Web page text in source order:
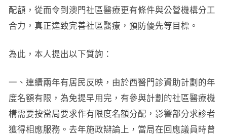
配額，從而令到澳門社區醫療更有條件與公營機構分工
合力，真正達致完善社區醫療，預防優先等目標。
為此，本人提出以下質詢：
一、連續兩年有居民反映，由於西醫門診資助計劃的年
度名額有限，為免提早用完，有參與計劃的社區醫療機
構需要按當局要求作有限度名額分配，影響部分求診者
獲得相應服務。去年施政辯論上，當局在回應議員時曾